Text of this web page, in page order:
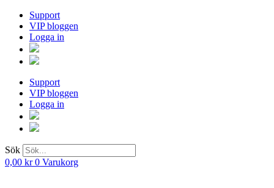
Hoppa
innehåll
Support
VIP bloggen
Logga in
Support
VIP bloggen
Logga in
Sök
0,00 kr 0 Varukorg